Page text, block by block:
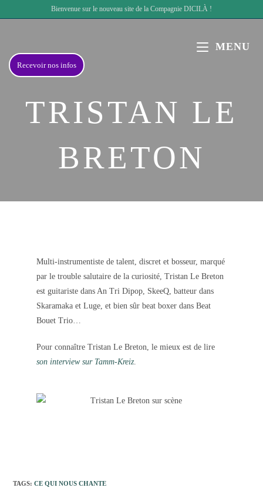
Bienvenue sur le nouveau site de la Compagnie DICILÀ !
MENU
TRISTAN LE
BRETON
Multi-instrumentiste de talent, discret et bosseur, marqué
par le trouble salutaire de la curiosité, Tristan Le Breton
est guitariste dans An Tri Dipop, SkeeQ, batteur dans
Skaramaka et Luge, et bien sûr beat boxer dans Beat
Bouet Trio…
Pour connaître Tristan Le Breton, le mieux est de lire
son interview sur Tamm-Kreiz.
TAGS:CE QUI NOUS CHANTE
Recevoir nos infos